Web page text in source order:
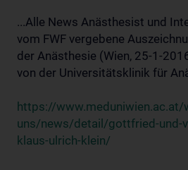
...Alle News Anästhesist und
vom FWF vergebene
der Anästhesie (Wien, 25-1-
von der Universitätsklinik für
https://www.meduniwien.ac.at/
uns/news/detail/gottfried-und-
klaus-ulrich-klein/